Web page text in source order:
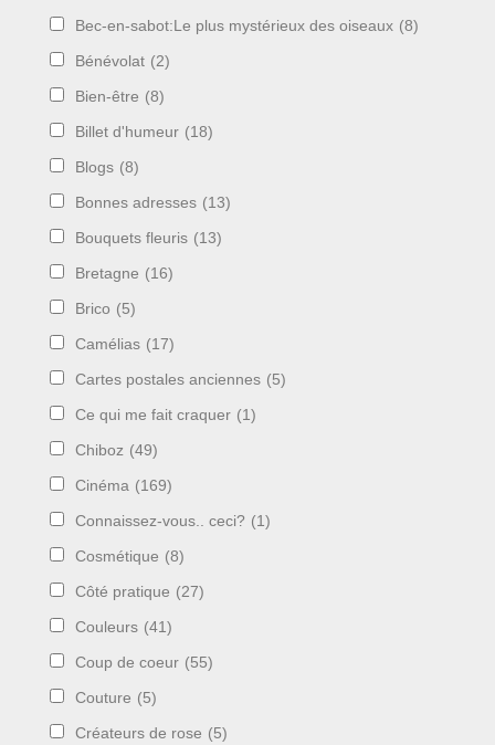
Bec-en-sabot:Le plus mystérieux des oiseaux (8)
Bénévolat (2)
Bien-être (8)
Billet d'humeur (18)
Blogs (8)
Bonnes adresses (13)
Bouquets fleuris (13)
Bretagne (16)
Brico (5)
Camélias (17)
Cartes postales anciennes (5)
Ce qui me fait craquer (1)
Chiboz (49)
Cinéma (169)
Connaissez-vous.. ceci? (1)
Cosmétique (8)
Côté pratique (27)
Couleurs (41)
Coup de coeur (55)
Couture (5)
Créateurs de rose (5)